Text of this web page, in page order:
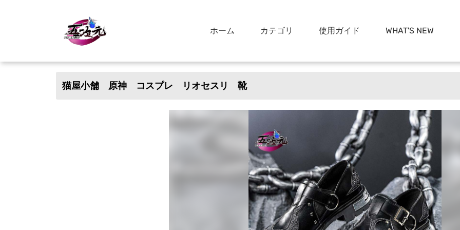
ホーム カテゴリ 使用ガイド WHAT'S NEW
猫屋小舗 原神 コスプレ リオセスリ 靴